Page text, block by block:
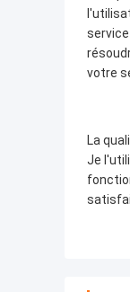
votre
La
Je